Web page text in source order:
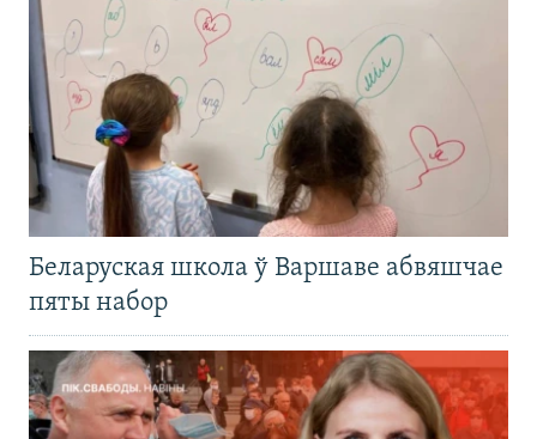
Беларуская школа ў Варшаве абвяшчае
пяты набор